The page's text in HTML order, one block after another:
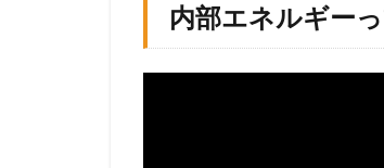
部
エ
ネ
内部エネルギー